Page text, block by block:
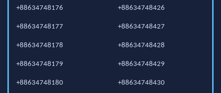
+88634748176
+88634748177
+88634748178
+88634748179
+88634748180
+88634748426
+88634748427
+88634748428
+88634748429
+88634748430